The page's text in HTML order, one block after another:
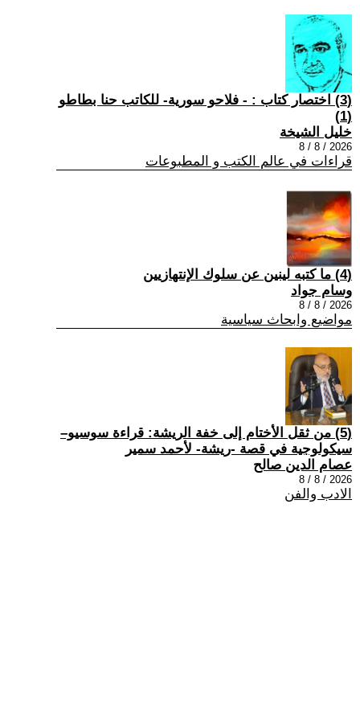
(3) اختصار كتاب : - فلاحو سورية- للكاتب حنا بطاطو
(1)
خليل الشيخة
2026 / 8 / 8
قراءات في عالم الكتب و المطبوعات
(4) ما كتبه لينين عن سلوك الإنتهازيين
وسام جواد
2026 / 8 / 8
مواضيع وابحاث سياسية
(5) من ثقل الأختام إلى خفة الريشة: قراءة سوسيو–
سيكولوجية في قصة -ريشة- لأحمد سمير
عصام الدين صالح
2026 / 8 / 8
الادب والفن